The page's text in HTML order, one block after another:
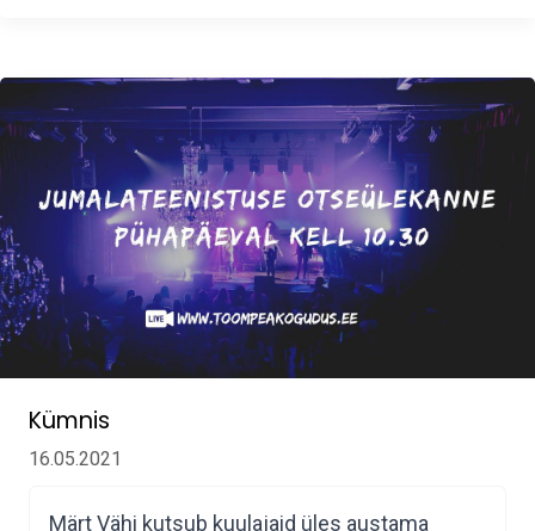
Kümnis
16.05.2021
Märt Vähi kutsub kuulajaid üles austama